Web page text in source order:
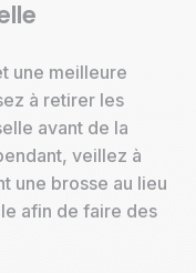
une meilleure
à retirer les
avant de la
veillez à
une brosse au lieu
afin de faire des